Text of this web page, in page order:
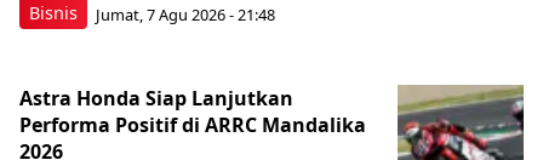
Bisnis Jumat, 7 Agu 2026 - 21:48
Astra Honda Siap Lanjutkan
Performa Positif di ARRC Mandalika
2026